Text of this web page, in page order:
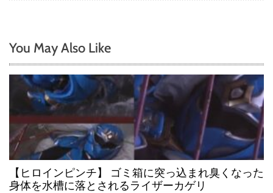
You May Also Like
【ヒロインピンチ】 ゴミ箱に突っ込まれ臭くなった
身体を水槽に落とされるライザーカゲリ